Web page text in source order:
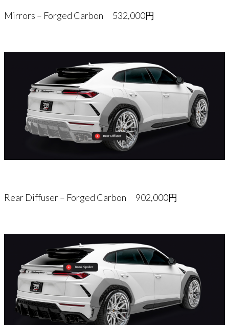
Mirrors – Forged Carbon 532,000円
Rear Diffuser – Forged Carbon 902,000円